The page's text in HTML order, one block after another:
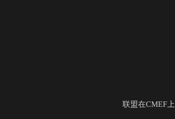
联盟在CMEF